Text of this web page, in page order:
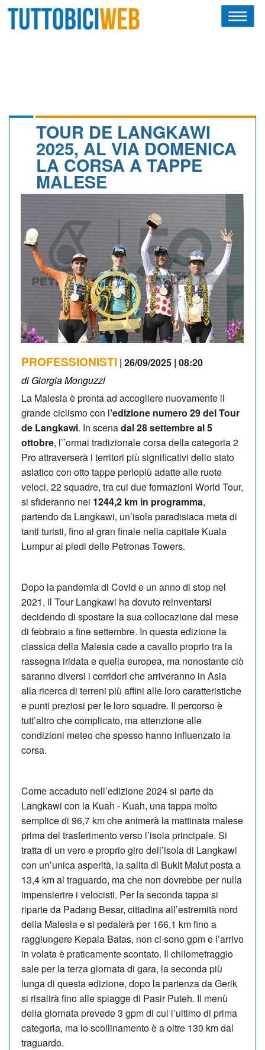
CALENDARIO
ALBI D'ORO
NEWSLETTER
TOUR DE LANGKAWI
2025, AL VIA DOMENICA
LA CORSA A TAPPE
MALESE
PROFESSIONISTI | 26/09/2025 | 08:20
di Giorgia Monguzzi
La Malesia è pronta ad accogliere nuovamente il
grande ciclismo con l’edizione numero 29 del Tour
de Langkawi. In scenadal 28 settembre al 5
ottobre, l’’ormai tradizionale corsa della categoria 2
Pro attraverserà i territori più significativi dello stato
asiatico con otto tappe perlopiù adatte alle ruote
veloci. 22 squadre, tra cui due formazioni World Tour,
si sfideranno nei 1244,2 km in programma,
partendo da Langkawi, un’isola paradisiaca meta di
tanti turisti, fino al gran finale nella capitale Kuala
Lumpur ai piedi delle Petronas Towers.
Dopo la pandemia di Covid e un anno di stop nel
2021, il Tour Langkawi ha dovuto reinventarsi
decidendo di spostare la sua collocazione dal mese
di febbraio a fine settembre. In questa edizione la
classica della Malesia cade a cavallo proprio tra la
rassegna iridata e quella europea, ma nonostante ciò
saranno diversi i corridori che arriveranno in Asia
alla ricerca di terreni più affini alle loro caratteristiche
e punti preziosi per le loro squadre. Il percorso è
tutt’altro che complicato, ma attenzione alle
condizioni meteo che spesso hanno influenzato la
corsa.
Come accaduto nell’edizione 2024 si parte da
Langkawi con la Kuah - Kuah, una tappa molto
semplice di 96,7 km che animerà la mattinata malese
prima del trasferimento verso l’isola principale. Si
tratta di un vero e proprio giro dell’isola di Langkawi
con un’unica asperità, la salita di Bukit Malut posta a
13,4 km al traguardo, ma che non dovrebbe per nulla
impensierire i velocisti. Per la seconda tappa si
riparte da Padang Besar, cittadina all’estremità nord
della Malesia e si pedalerà per 166,1 km fino a
raggiungere Kepala Batas, non ci sono gpm e l’arrivo
in volata è praticamente scontato. Il chilometraggio
sale per la terza giornata di gara, la seconda più
lunga di questa edizione, dopo la partenza da Gerik
si risalirà fino alle spiagge di Pasir Puteh. Il menù
della giornata prevede 3 gpm di cui l’ultimo di prima
categoria, ma lo scollinamento è a oltre 130 km dal
traguardo.